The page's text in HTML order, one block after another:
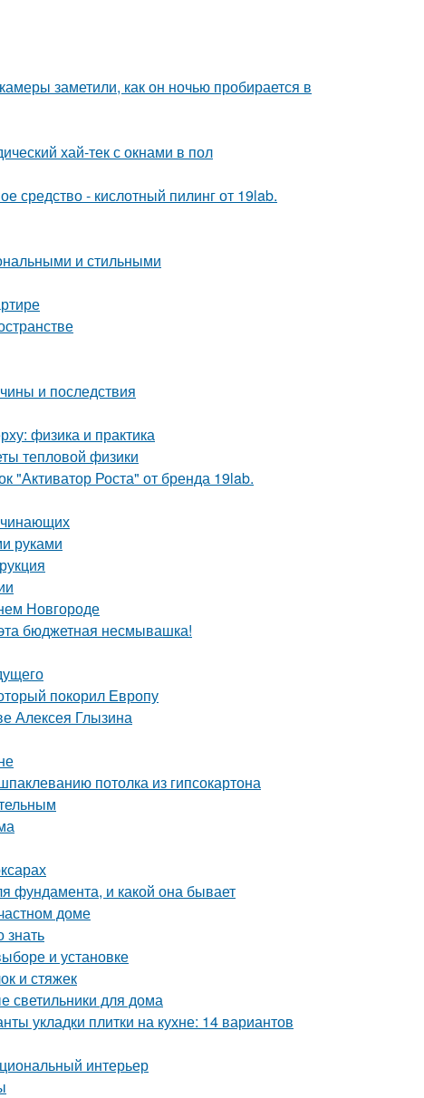
заметили, как он ночью пробирается в
хай-тек с окнами в пол
- кислотный пилинг от 19lab.
и стильными
и последствия
физика и практика
тепловой физики
"Активатор Роста" от бренда 19lab.
руками
Новгороде
бюджетная несмывашка!
покорил Европу
Алексея Глызина
потолка из гипсокартона
фундамента, и какой она бывает
доме
знать
и установке
и стяжек
светильники для дома
укладки плитки на кухне: 14 вариантов
интерьер